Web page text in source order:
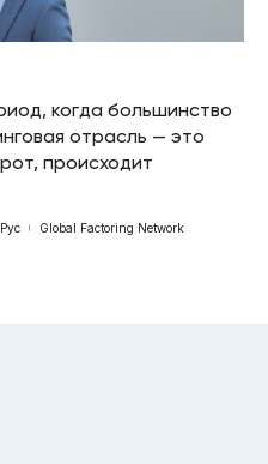
когда большинство
отрасль — это
происходит
Global Factoring Network